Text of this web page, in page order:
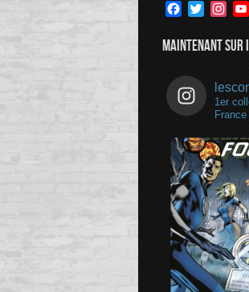
Facebook
Twitter
MAINTENANT SUR
1er
France